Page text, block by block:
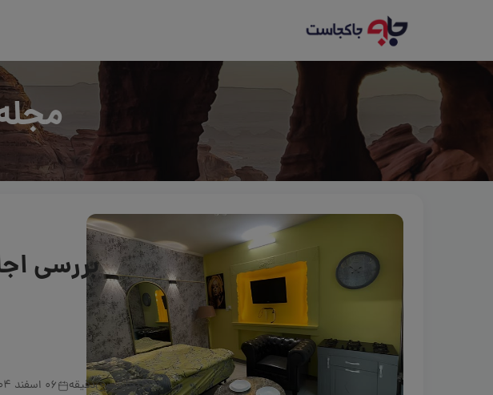
بررسی
جاکجاست دقیقه 06 اسفند 1404